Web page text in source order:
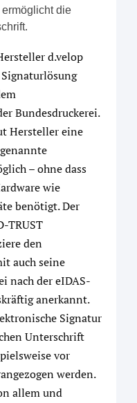
die
d.velop
Bundesdruckerei.
Hersteller eine
– ohne dass
wie
benötigt. Der
TRUST
den
auch seine
nach der eIDAS-
anerkannt.
Signatur
Unterschrift
vor
werden.
allem und